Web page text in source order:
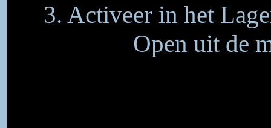
3. Activeer in het
Open uit de